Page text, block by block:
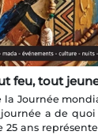
feu, tout
la Journée
a de
ans